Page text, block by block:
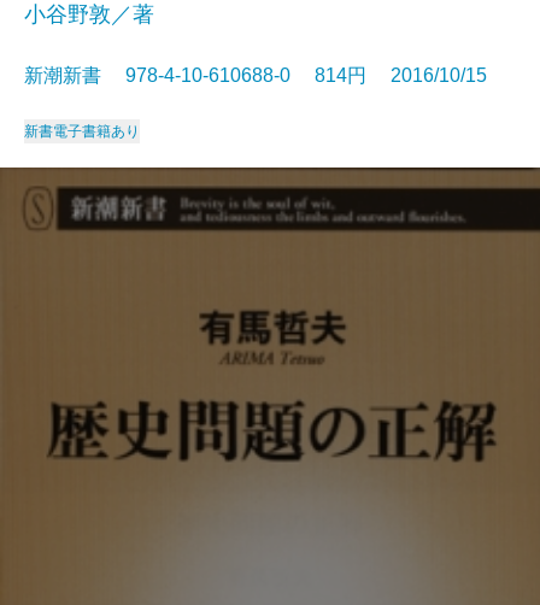
小谷野敦／著
新潮新書 978-4-10-610688-0 814円 2016/10/15
新書電子書籍あり